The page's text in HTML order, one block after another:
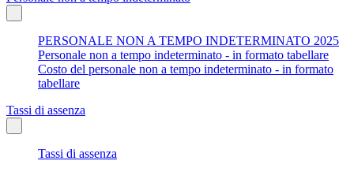
PERSONALE NON A TEMPO INDETERMINATO 2025
Personale non a tempo indeterminato - in formato tabellare
Costo del personale non a tempo indeterminato - in formato
tabellare
Tassi di assenza
Tassi di assenza